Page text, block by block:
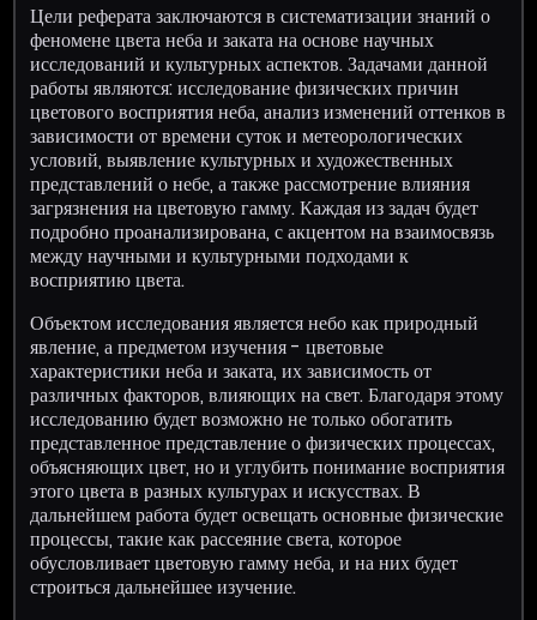
Цели реферата заключаются в систематизации знаний о
феномене цвета неба и заката на основе научных
исследований и культурных аспектов. Задачами данной
работы являются: исследование физических причин
цветового восприятия неба, анализ изменений оттенков в
зависимости от времени суток и метеорологических
условий, выявление культурных и художественных
представлений о небе, а также рассмотрение влияния
загрязнения на цветовую гамму. Каждая из задач будет
подробно проанализирована, с акцентом на взаимосвязь
между научными и культурными подходами к
восприятию цвета.
Объектом исследования является небо как природный
явление, а предметом изучения - цветовые
характеристики неба и заката, их зависимость от
различных факторов, влияющих на свет. Благодаря этому
исследованию будет возможно не только обогатить
представленное представление о физических процессах,
объясняющих цвет, но и углубить понимание восприятия
этого цвета в разных культурах и искусствах. В
дальнейшем работа будет освещать основные физические
процессы, такие как рассеяние света, которое
обусловливает цветовую гамму неба, и на них будет
строиться дальнейшее изучение.